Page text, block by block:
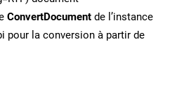
ConvertDocument de l’instance
pour la conversion à partir de